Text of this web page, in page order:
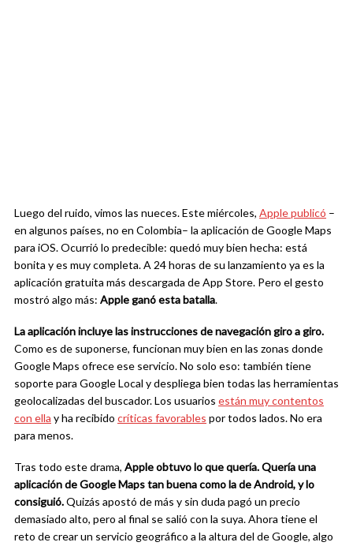
Luego del ruido, vimos las nueces. Este miércoles, Apple publicó –
en algunos países, no en Colombia– la aplicación de Google Maps
para iOS. Ocurrió lo predecible: quedó muy bien hecha: está
bonita y es muy completa. A 24 horas de su lanzamiento ya es la
aplicación gratuita más descargada de App Store. Pero el gesto
mostró algo más: Apple ganó esta batalla.
La aplicación incluye las instrucciones de navegación giro a giro.
Como es de suponerse, funcionan muy bien en las zonas donde
Google Maps ofrece ese servicio. No solo eso: también tiene
soporte para Google Local y despliega bien todas las herramientas
geolocalizadas del buscador. Los usuarios están muy contentos
con ella y ha recibido críticas favorables por todos lados. No era
para menos.
Tras todo este drama, Apple obtuvo lo que quería. Quería una
aplicación de Google Maps tan buena como la de Android, y lo
consiguió.Quizás apostó de más y sin duda pagó un precio
demasiado alto, pero al final se salió con la suya. Ahora tiene el
reto de crear un servicio geográfico a la altura del de Google, algo